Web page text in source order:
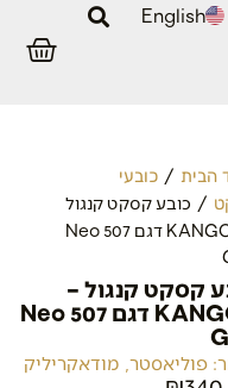
English
הבית /כובעי
/ כובע קסקט קנגול
– KANGOL דגם 507 Neo
קסקט קנגול –
KANGOL דגם 507 Neo
פוליאסטר, מודאקריליק